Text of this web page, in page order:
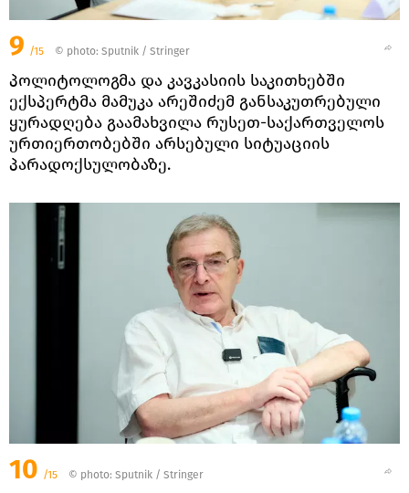
9 /15 © photo: Sputnik / Stringer
პოლიტოლოგმა და კავკასიის საკითხებში
ექსპერტმა მამუკა არეშიძემ განსაკუთრებული
ყურადღება გაამახვილა რუსეთ-საქართველოს
ურთიერთობებში არსებული სიტუაციის
პარადოქსულობაზე.
10 /15 © photo: Sputnik / Stringer